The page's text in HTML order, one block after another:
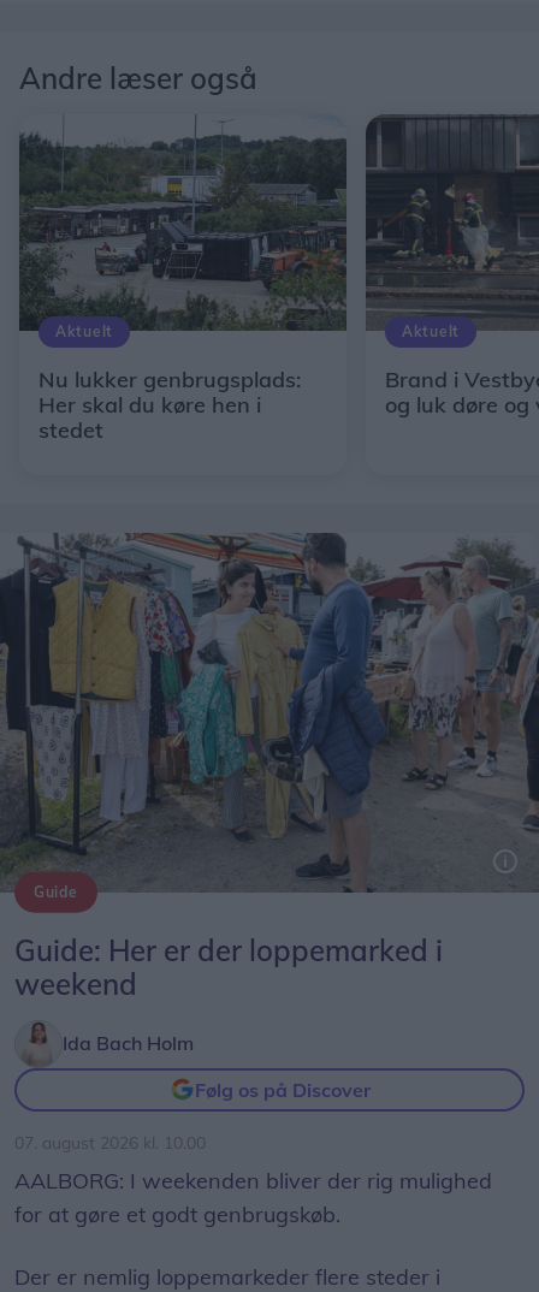
Andre læser også
Aktuelt
Nu lukker genbrugsplads:
Her skal du køre hen i
stedet
Aktuelt
Brand i
og luk døre og
Guide
Guide: Her er der loppemarked i
weekend
Ida Bach Holm
Følg os på Discover
07. august 2026 kl. 10.00
AALBORG: I weekenden bliver der rig mulighed
for at gøre et godt genbrugskøb.
Der er nemlig loppemarkeder flere steder i